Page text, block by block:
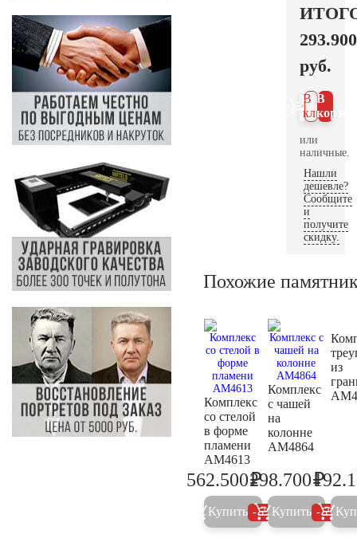
293.900
руб.
В
В 1
клик
или
наличные.
Нашли
дешевле?
Сообщите
и
получите
скидку.
Похожие
Комплекс
со стелой
в форме
пламени
AM4613
592.100
562.500₽
Купить 5%
Комплекс
с чашей
на
колонне
AM4864
298.700₽
Купить 5%
из